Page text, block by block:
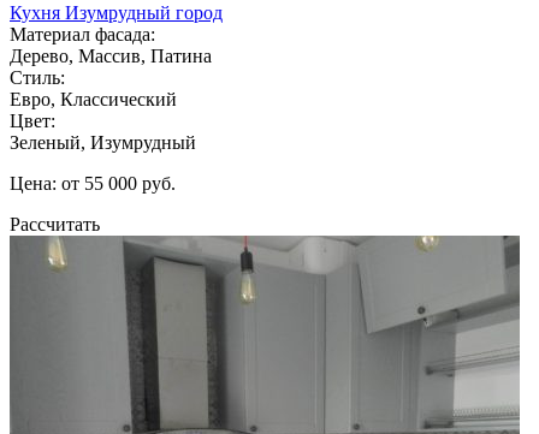
Кухня Изумрудный город
Материал фасада:
Дерево, Массив, Патина
Стиль:
Евро, Классический
Цвет:
Зеленый, Изумрудный
Цена: от 55 000 руб.
Рассчитать